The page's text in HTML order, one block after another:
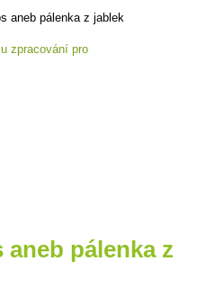
aneb pálenka z jablek
pálenka z